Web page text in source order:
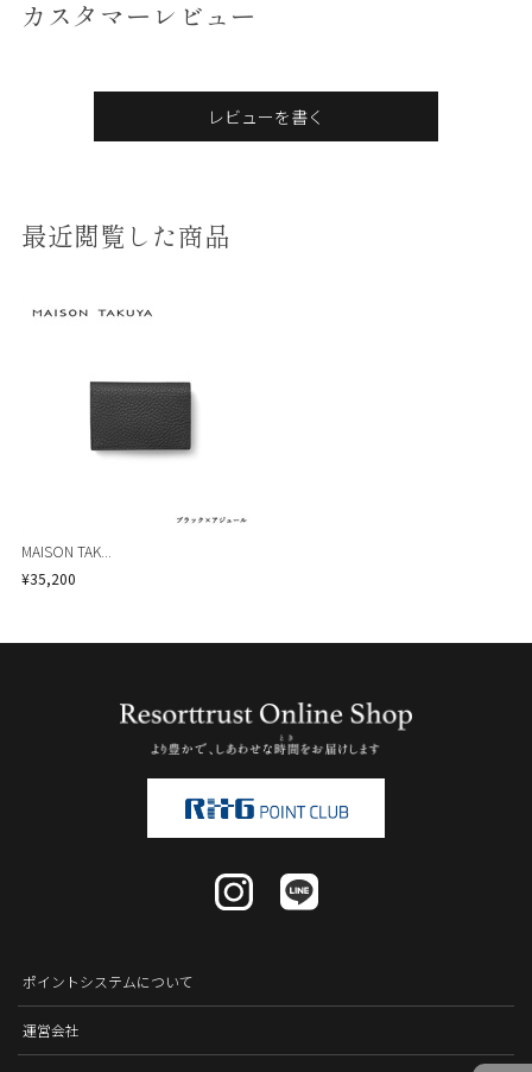
カスタマーレビュー
レビューを書く
最近閲覧した商品
MAISON TAK...
¥35,200
ポイントシステムについて
運営会社